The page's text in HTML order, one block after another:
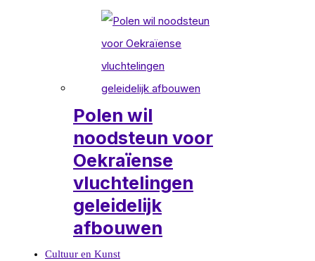
Polen wil
noodsteun voor
Oekraïense
vluchtelingen
geleidelijk
afbouwen
Cultuur en Kunst